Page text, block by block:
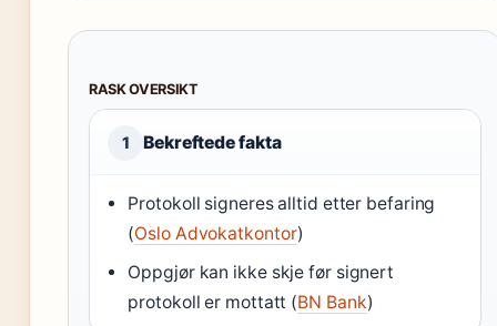
RASK OVERSIKT
1 Bekreftede fakta
Protokoll signeres alltid etter befaring
(Oslo Advokatkontor)
Oppgjør kan ikke skje før signert
protokoll er mottatt (BN Bank)